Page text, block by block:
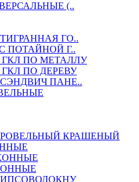
(..
ГО..
ПОТАЙНОЙ Г..
ПО МЕТАЛЛУ
ПО ДЕРЕВУ
ПАНЕ..
КРАШЕНЫЙ